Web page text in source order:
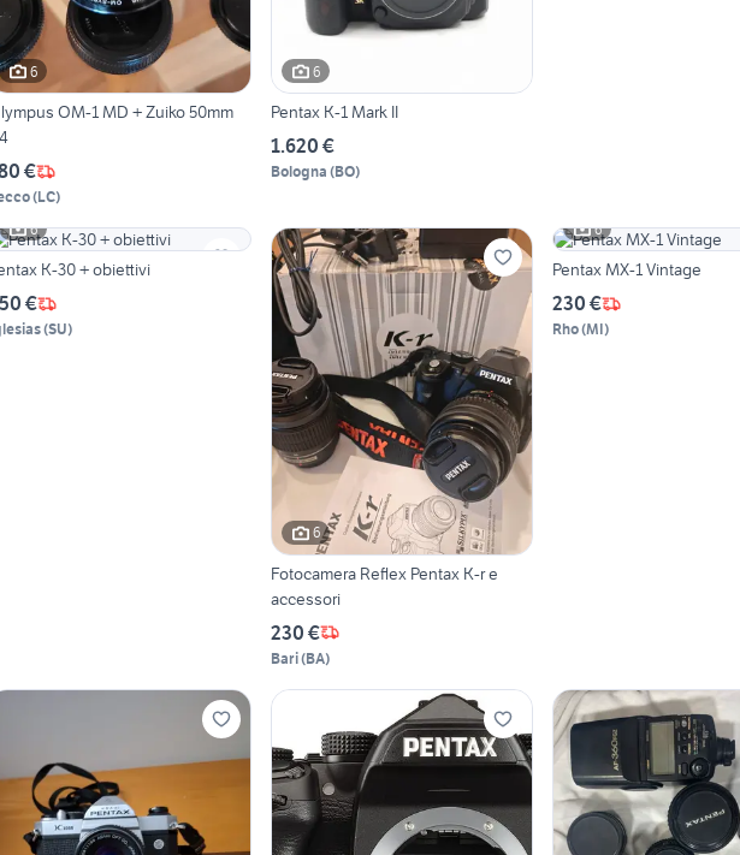
6
OM-1 MD + Zuiko 50mm
€
(LC)
6
Pentax K-1 Mark II
1.620 €
Bologna (BO)
6
K-30 + obiettivi
€
(SU)
6
Fotocamera Reflex Pentax K-r e
accessori
230 €
Bari(BA)
6
Pentax MX-1 Vintage
230 €
Rho(MI)